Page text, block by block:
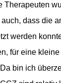
Therapeuten
dass die
werden
für eine
bin ich